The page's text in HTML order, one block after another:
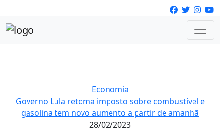
Economia
Governo Lula retoma imposto sobre combustível e
gasolina tem novo aumento a partir de amanhã
28/02/2023